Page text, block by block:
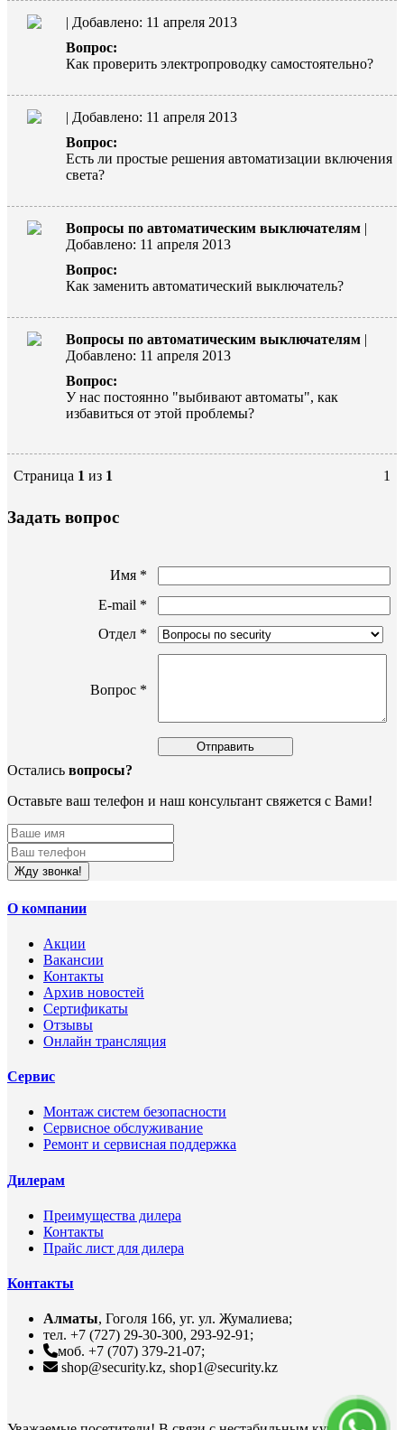
| Добавлено: 11 апреля 2013
Вопрос:
Как проверить электропроводку самостоятельно?
| Добавлено: 11 апреля 2013
Вопрос:
Есть ли простые решения автоматизации включения
света?
Вопросы по автоматическим выключателям |
Добавлено: 11 апреля 2013
Вопрос:
Как заменить автоматический выключатель?
Вопросы по автоматическим выключателям |
Добавлено: 11 апреля 2013
Вопрос:
У нас постоянно "выбивают автоматы", как
избавиться от этой проблемы?
Страница 1 из 1 1
Задать вопрос
Имя *
E-mail *
Отдел *
Вопрос *
Остались вопросы?
Оставьте ваш телефон и наш консультант свяжется с Вами!
Жду звонка!
О компании
Акции
Вакансии
Контакты
Архив новостей
Сертификаты
Отзывы
Онлайн трансляция
Сервис
Монтаж систем безопасности
Сервисное обслуживание
Ремонт и сервисная поддержка
Дилерам
Преимущества дилера
Контакты
Прайс лист для дилера
Контакты
Алматы, Гоголя 166, уг. ул. Жумалиева;
тел. +7 (727) 29-30-300, 293-92-91;
моб. +7 (707) 379-21-07;
shop@security.kz, shop1@security.kz